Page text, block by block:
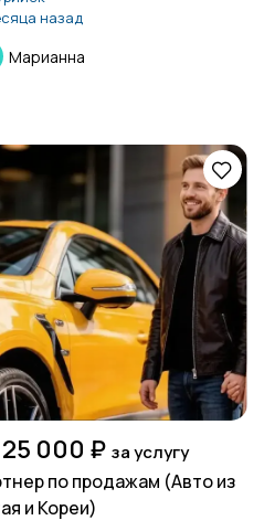
назад
Марианна
25 000 ₽ за услугу
по продажам (Авто из
и Кореи)